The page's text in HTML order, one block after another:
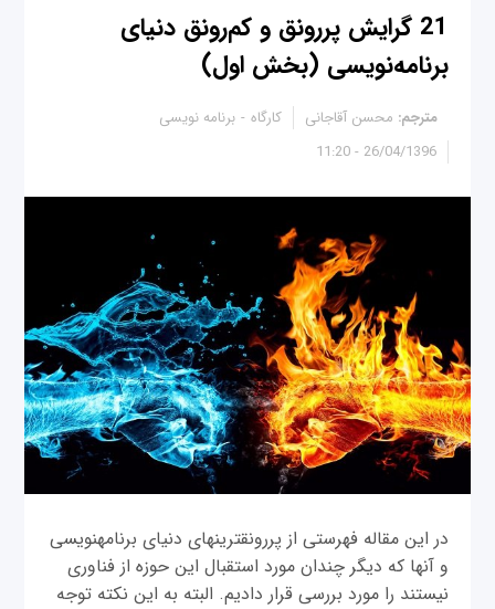
21 گرایش پررونق و کم‌رونق دنیای
برنامه‌نویسی (بخش اول)
26/04/1396 - 11:20
مترجم: محسن آقاجانی کارگاه برنامه نویسی
در این مقاله فهرستی از پررونق‎ترین‎های دنیای برنامه‎نویسی
و آن‎ها که دیگر چندان مورد استقبال این حوزه از فناوری
نیستند را مورد بررسی قرار دادیم. البته به این نکته توجه